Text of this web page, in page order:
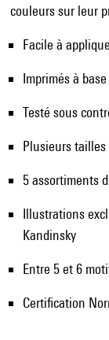
couleurs sur leur
Facile à
Imprimés à
Testé sous
Plusieurs
5 assortiments
Illustrations
Kandinsky
Entre 5 et 6
Certification